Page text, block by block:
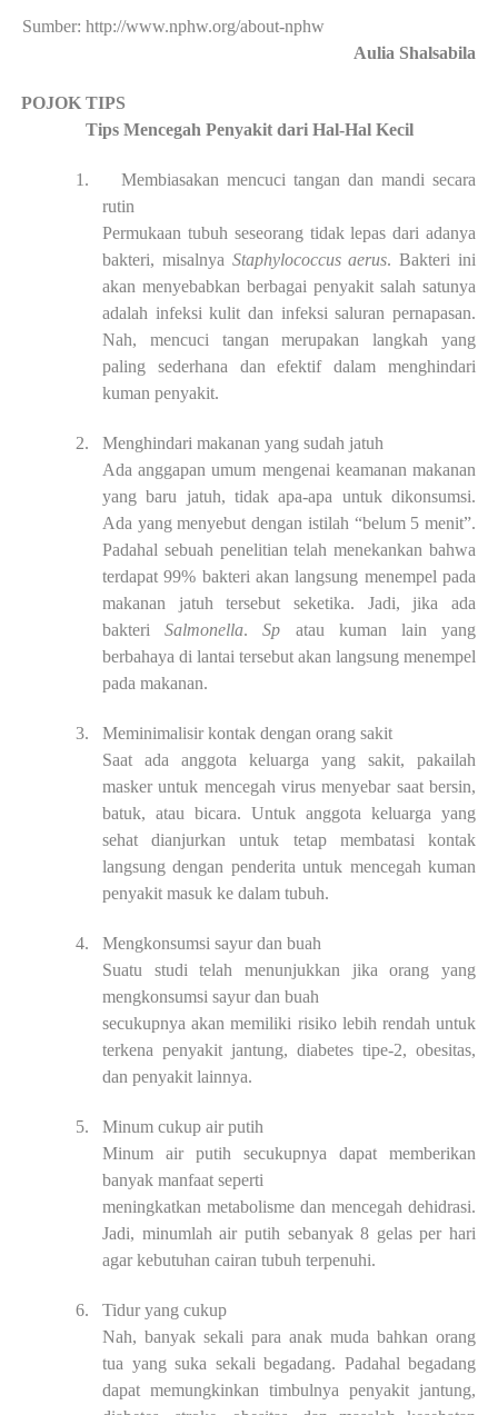
Sumber: http://www.nphw.org/about-nphw
Aulia Shalsabila
POJOK TIPS
Tips Mencegah Penyakit dari Hal-Hal Kecil
1.
Membiasakan mencuci tangan dan mandi secara
rutin
Permukaan tubuh seseorang tidak lepas dari adanya
bakteri, misalnya Staphylococcus aerus. Bakteri ini
akan menyebabkan berbagai penyakit salah satunya
adalah infeksi kulit dan infeksi saluran pernapasan.
Nah, mencuci tangan merupakan
langkah yang
paling sederhana dan efektif dalam menghindari
kuman penyakit.
2.
Menghindari makanan yang sudah jatuh
Ada anggapan umum mengenai keamanan makanan
yang baru jatuh, tidak apa-apa untuk dikonsumsi.
Ada yang menyebut dengan istilah “belum 5 menit”.
Padahal sebuah penelitian telah menekankan bahwa
terdapat 99% bakteri akan langsung menempel pada
makanan jatuh tersebut seketika. Jadi, jika ada
bakteriSalmonella.Sp atau
kuman lain yang
berbahaya di lantai tersebut akan langsung menempel
pada makanan.
3.
Meminimalisir kontak dengan orang sakit
Saat ada anggota keluarga yang sakit, pakailah
masker untuk mencegah virus menyebar saat bersin,
batuk, atau bicara. Untuk anggota keluarga yang
sehat dianjurkan
untuk tetap membatasi kontak
langsung dengan penderita untuk mencegah kuman
penyakit masuk ke dalam tubuh.
4.
Mengkonsumsi sayur dan buah
Suatu studi telah menunjukkan jika orang yang
mengkonsumsi sayur dan buah
secukupnya akan memiliki risiko lebih rendah untuk
terkena penyakit jantung, diabetes tipe-2, obesitas,
dan penyakit lainnya.
5.
Minum cukup air putih
Minum air putih secukupnya dapat memberikan
banyak manfaat seperti
meningkatkan metabolisme dan mencegah dehidrasi.
Jadi, minumlah air putih sebanyak 8 gelas per hari
agar kebutuhan cairan tubuh terpenuhi.
6.
Tidur yang cukup
Nah, banyak sekali para anak muda bahkan orang
tua yang suka sekali begadang. Padahal begadang
dapat memungkinkan timbulnya penyakit jantung,